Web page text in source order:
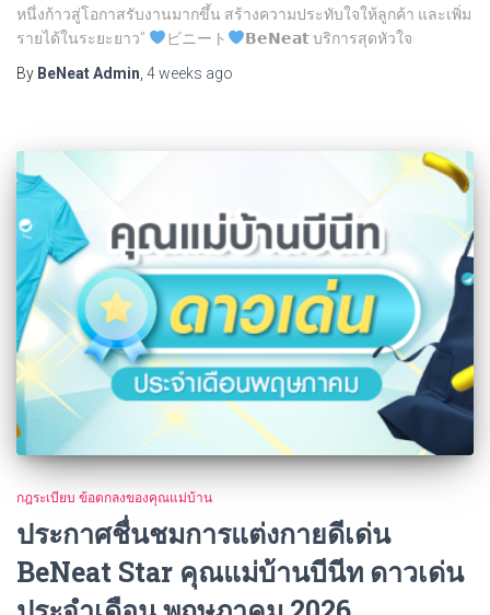
หนึ่งก้าวสู่โอกาสรับงานมากขึ้น สร้างความประทับใจให้ลูกค้า และเพิ่ม
รายได้ในระยะยาว”
ビニート
𝗕𝗲𝗡𝗲𝗮𝘁 บริการสุดหัวใจ
By BeNeat Admin 4 weeks ago
กฎระเบียบ ข้อตกลงของคุณแม่บ้าน
ประกาศชื่นชมการแต่งกายดีเด่น
BeNeat Star คุณแม่บ้านบีนีท ดาวเด่น